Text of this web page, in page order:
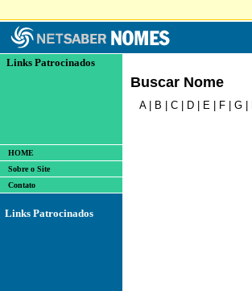
Links Patrocinados
HOME
Sobre o Site
Contato
Links Patrocinados
Buscar Nome
A| B C D E F G